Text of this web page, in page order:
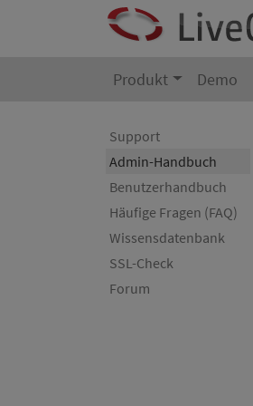
Produkt Demo
Support
Admin-Handbuch
Benutzerhandbuch
Häufige Fragen (FAQ)
Wissensdatenbank
SSL-Check
Forum